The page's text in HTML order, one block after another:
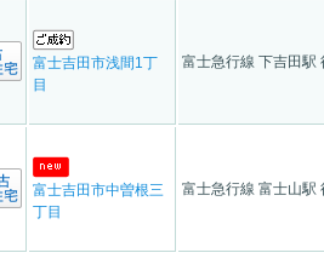
富士吉田市浅間1丁
目
富士急行線 下吉田駅
富士吉田市中曽根三
丁目
富士急行線 富士山駅